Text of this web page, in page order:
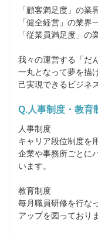
「顧客満足度」の業
「健全経営」の業界
「従業員満足度」の
我々の運営する「だ
一丸となって夢を描
己実現できるビジネ
Q.人事制度・教育
人事制度
キャリア段位制度を
企業や事務所ごとに
います。
教育制度
毎月職員研修を行な
アップを図っており